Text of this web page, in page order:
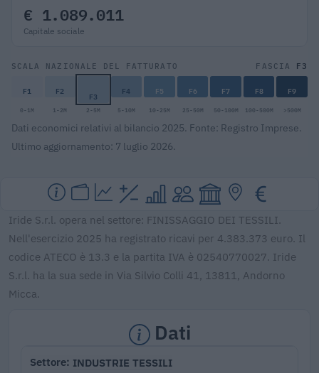
€ 1.089.011
Capitale sociale
SCALA NAZIONALE DEL FATTURATO FASCIA F3
F1 F2 F3 F4 F5 F6 F7 F8 F9
0-1M 1-2M 2-5M 5-10M 10-25M 25-50M 50-100M 100-500M >500M
Dati economici relativi al bilancio 2025. Fonte: Registro Imprese.
Ultimo aggiornamento: 7 luglio 2026.
Iride S.r.l. opera nel settore: FINISSAGGIO DEI TESSILI.
Nell'esercizio 2025 ha registrato ricavi per 4.383.373 euro. Il
codice ATECO è 13.3 e la partita IVA è 02540770027. Iride
S.r.l. ha la sua sede in Via Silvio Colli 41, 13811, Andorno
Micca.
Dati
Settore INDUSTRIE TESSILI